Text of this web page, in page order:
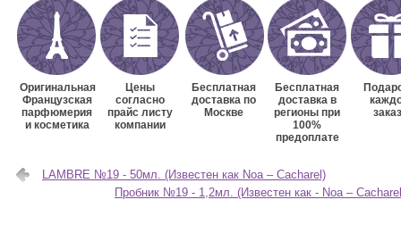
Оригинальная
Французская
парфюмерия
и косметика
Цены
согласно
прайс листу
компании
Бесплатная
доставка по
Москве
Бесплатная
доставка в
регионы при
100%
предоплате
LAMBRE №19 - 50мл. (Известен как Noa – Cacharel)
Пробник №19 - 1,2мл. (Известен как - Noa –